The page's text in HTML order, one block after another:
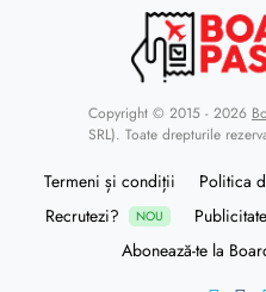
Copyright © 2015 - 2026
SRL). Toate drepturile
Termeni și condiții Politica
Recrutezi?
NOU Publicitate
Abonează-te la